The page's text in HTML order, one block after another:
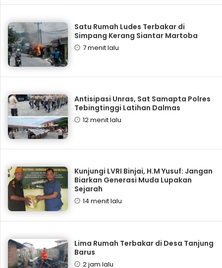
Satu Rumah Ludes Terbakar di
Simpang Kerang Siantar Martoba
7 menit lalu
Antisipasi Unras, Sat Samapta Polres
Tebingtinggi Latihan Dalmas
12 menit lalu
Kunjungi LVRI Binjai, H.M Yusuf: Jangan
Biarkan Generasi Muda Lupakan
Sejarah
14 menit lalu
Lima Rumah Terbakar di Desa Tanjung
Barus
2 jam lalu